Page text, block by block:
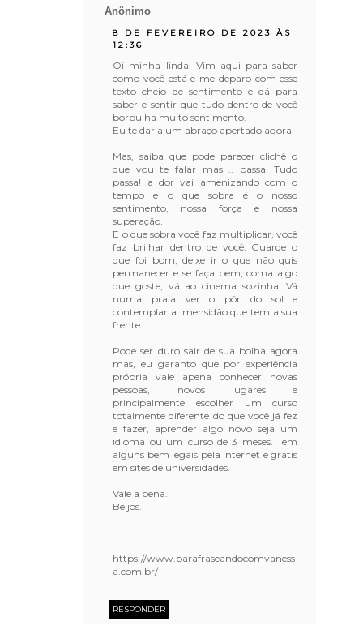
Anônimo
8 DE FEVEREIRO DE 2023 ÀS
12:36
Oi minha linda. Vim aqui para saber
como você está e me deparo com esse
texto cheio de sentimento e dá para
saber e sentir que tudo dentro de você
borbulha muito sentimento.
Eu te daria um abraço apertado agora.
Mas, saiba que pode parecer clichê o
que vou te falar mas .. passa! Tudo
passa! a dor vai amenizando com o
tempo e o que sobra é o nosso
sentimento, nossa força e nossa
superação.
E o que sobra você faz multiplicar, você
faz brilhar dentro de você. Guarde o
que foi bom, deixe ir o que não quis
permanecer e se faça bem, coma algo
que goste, vá ao cinema sozinha. Vá
numa praia ver o pôr do sol e
contemplar a imensidão que tem a sua
frente.
Pode ser duro sair de sua bolha agora
mas, eu garanto que por experiência
própria vale apena conhecer novas
pessoas, novos lugares e
principalmente escolher um curso
totalmente diferente do que você já fez
e fazer, aprender algo novo seja um
idioma ou um curso de 3 meses. Tem
alguns bem legais pela internet e grátis
em sites de universidades.
Vale a pena.
Beijos.
https://www.parafraseandocomvaness
a.com.br/
RESPONDER